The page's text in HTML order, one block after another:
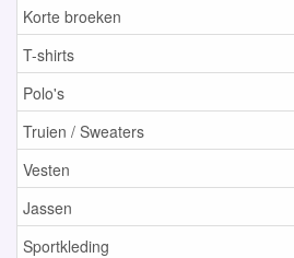
Korte broeken
T-shirts
Polo's
Truien / Sweaters
Vesten
Jassen
Sportkleding